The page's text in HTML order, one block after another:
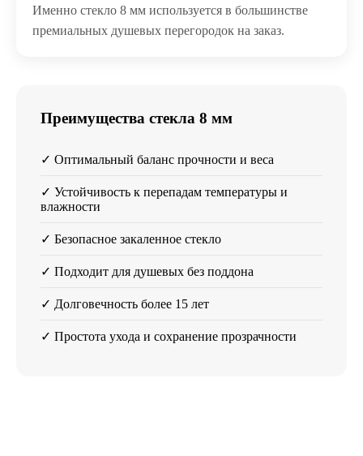
Именно стекло 8 мм используется в большинстве
премиальных душевых перегородок на заказ.
Преимущества стекла 8 мм
✓ Оптимальный баланс прочности и веса
✓ Устойчивость к перепадам температуры и
влажности
✓ Безопасное закаленное стекло
✓ Подходит для душевых без поддона
✓ Долговечность более 15 лет
✓ Простота ухода и сохранение прозрачности